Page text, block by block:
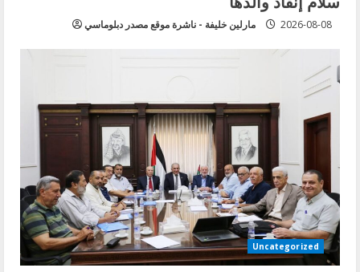
مارلين خليفة - ناشرة موقع مصدر دبلوماسي 2026-08-08
Uncategorized